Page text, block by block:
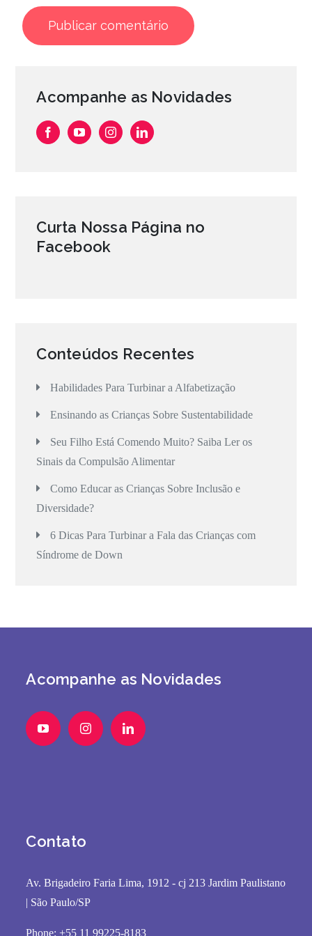
Acompanhe as Novidades
Curta Nossa Página no
Facebook
Conteúdos Recentes
Habilidades Para Turbinar a Alfabetização
Ensinando as Crianças Sobre Sustentabilidade
Seu Filho Está Comendo Muito? Saiba Ler os
Sinais da Compulsão Alimentar
Como Educar as Crianças Sobre Inclusão e
Diversidade?
6 Dicas Para Turbinar a Fala das Crianças com
Síndrome de Down
Acompanhe as Novidades
Contato
Av. Brigadeiro Faria Lima, 1912 - cj 213 Jardim Paulistano
| São Paulo/SP
Phone: +55 11 99225-8183